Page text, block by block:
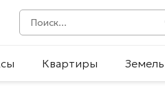
Квартиры